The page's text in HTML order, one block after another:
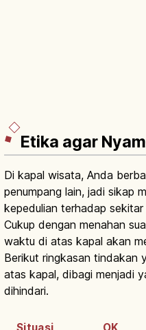
Etika agar
Di kapal wisata, Anda
penumpang lain, jadi sikap
kepedulian terhadap
Cukup dengan menahan
waktu di atas kapal akan
Berikut ringkasan tindakan
atas kapal, dibagi menjadi
dihindari.